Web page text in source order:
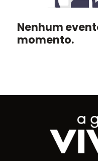
Nenhum
momento.